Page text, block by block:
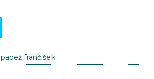
papež frančišek